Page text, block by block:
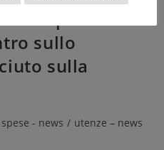
sullo
sulla
spese - news / utenze – news